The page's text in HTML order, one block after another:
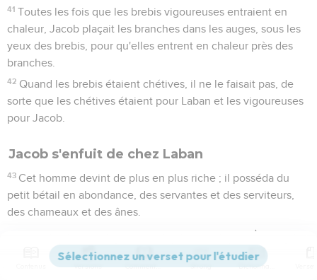
41 Toutes les fois que les brebis vigoureuses entraient en
chaleur, Jacob plaçait les branches dans les auges, sous les
yeux des brebis, pour qu'elles entrent en chaleur près des
branches.
42 Quand les brebis étaient chétives, il ne le faisait pas, de
sorte que les chétives étaient pour Laban et les vigoureuses
pour Jacob.
Jacob s'enfuit de chez Laban
43 Cet homme devint de plus en plus riche ; il posséda du
petit bétail en abondance, des servantes et des serviteurs,
des chameaux et des ânes.
Versions Commentaires Strong